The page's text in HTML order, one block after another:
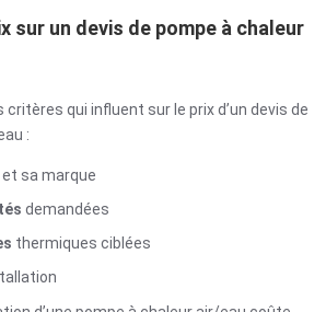
sur un devis de pompe à chaleur
critères qui influent sur le prix d’un devis de
:
sa marque
demandées
thermiques ciblées